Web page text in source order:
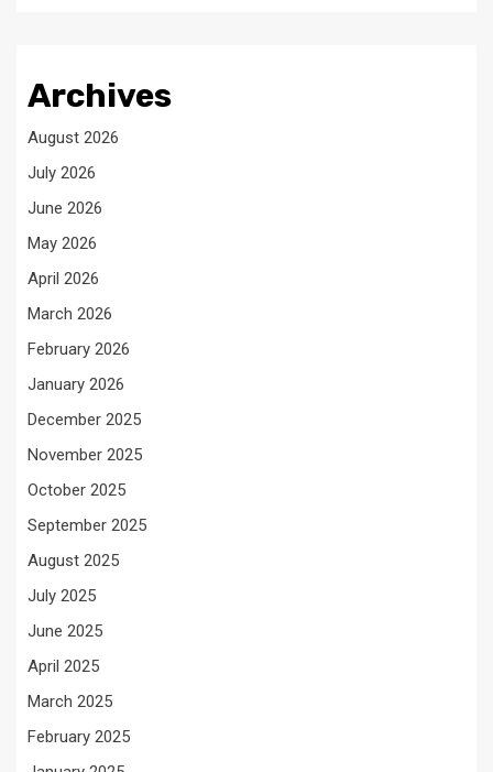
Archives
August 2026
July 2026
June 2026
May 2026
April 2026
March 2026
February 2026
January 2026
December 2025
November 2025
October 2025
September 2025
August 2025
July 2025
June 2025
April 2025
March 2025
February 2025